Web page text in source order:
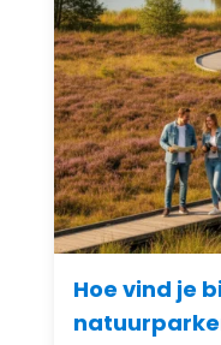
Hoe vind je